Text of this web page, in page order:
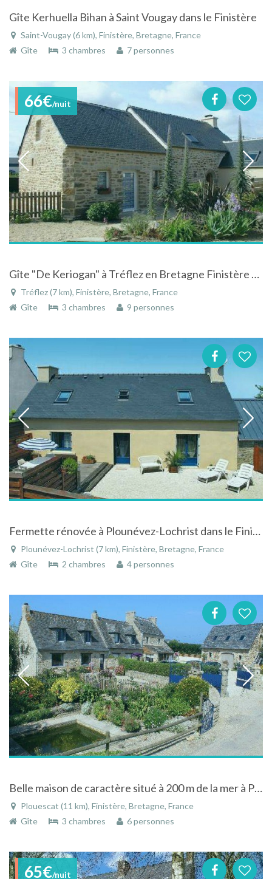
Gîte Kerhuella Bihan à Saint Vougay dans le Finistère
Saint-Vougay (6 km), Finistère, Bretagne, France
Gîte
3 chambres 7 personnes
66€/nuit
Gîte "De Keriogan" à Tréflez en Bretagne Finistère situé à 1 km de la mer calme
Tréflez (7 km), Finistère, Bretagne, France
Gîte
3 chambres 9 personnes
Fermette rénovée à Plounévez-Lochrist dans le Finistère en Bretagne
Plounévez-Lochrist (7 km), Finistère, Bretagne, France
Gîte
2 chambres 4 personnes
Belle maison de caractère situé à 200 m de la mer à Plouescat
Plouescat (11 km), Finistère, Bretagne, France
Gîte
3 chambres 6 personnes
65€/nuit